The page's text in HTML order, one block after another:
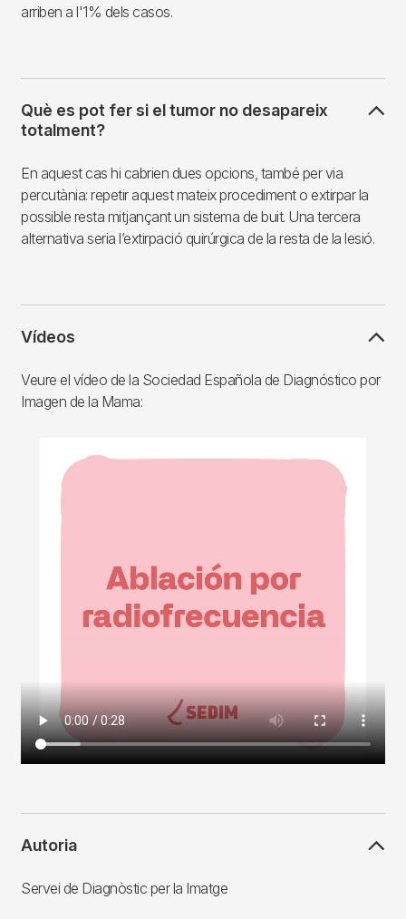
arriben a l'1% dels casos.
Què es pot fer si el tumor no desapareix
totalment?
En aquest cas hi cabrien dues opcions, també per via
percutània: repetir aquest mateix procediment o extirpar la
possible resta mitjançant un sistema de buit. Una tercera
alternativa seria l’extirpació quirúrgica de la resta de la lesió.
Vídeos
Veure el vídeo de la Sociedad Española de Diagnóstico por
Imagen de la Mama:
Autoria
Servei de Diagnòstic per la Imatge